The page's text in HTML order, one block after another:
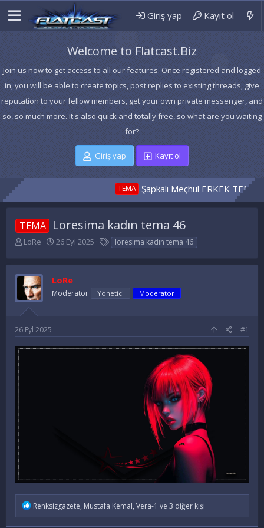
Giriş yap Kayıt ol
Welcome to Flatcast.Biz
Join us now to get access to all our features. Once registered and logged
in, you will be able to create topics, post replies to existing threads, give
reputation to your fellow members, get your own private messenger, and
so, so much more. It's also quick and totally free, so what are you waiting
for?
Giriş yap Kayıt ol
Şapkalı Meçhul ERKEK TEMA TEMA
TEMA Loresima kadın tema 46
K
n
u
y
u
B
a
ş
l
a
LoRe
B
ş
a
n
ı
t
a
26 Eyl 2025
E
t
i
t
e
loresima kadın tema 46
LoRe
Moderator Yönetici Moderator
26 Eyl 2025 #1
İRenksizgazete, Mustafa Kemal, Vera-1 ve 3 diğer kişi